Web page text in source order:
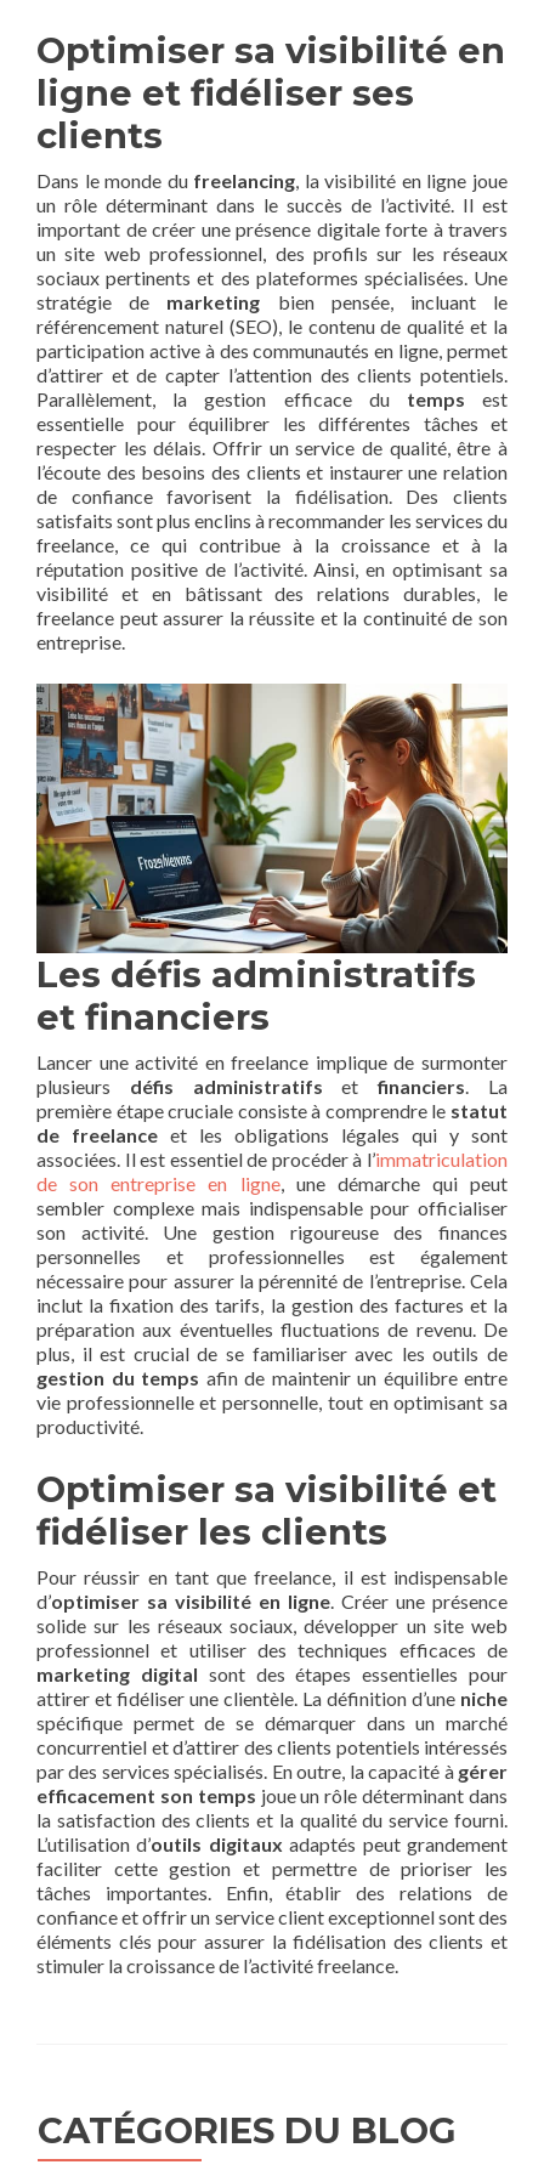
Optimiser sa visibilité en
ligne et fidéliser ses
clients
Dans le monde du freelancing, la visibilité en ligne joue
un rôle déterminant dans le succès de l’activité. Il est
important de créer une présence digitale forte à travers
un site web professionnel, des profils sur les réseaux
sociaux pertinents et des plateformes spécialisées. Une
stratégie de marketing bien pensée, incluant le
référencement naturel (SEO), le contenu de qualité et la
participation active à des communautés en ligne, permet
d’attirer et de capter l’attention des clients potentiels.
Parallèlement, la gestion efficace du temps est
essentielle pour équilibrer les différentes tâches et
respecter les délais. Offrir un service de qualité, être à
l’écoute des besoins des clients et instaurer une relation
de confiance favorisent la fidélisation. Des clients
satisfaits sont plus enclins à recommander les services du
freelance, ce qui contribue à la croissance et à la
réputation positive de l’activité. Ainsi, en optimisant sa
visibilité et en bâtissant des relations durables, le
freelance peut assurer la réussite et la continuité de son
entreprise.
Les défis administratifs
et financiers
Lancer une activité en freelance implique de surmonter
plusieurs défis administratifs etfinanciers . La
première étape cruciale consiste à comprendre le statut
de freelance et les obligations légales qui y sont
associées. Il est essentiel de procéder à l’immatriculation
de son entreprise en ligne, une démarche qui peut
sembler complexe mais indispensable pour officialiser
son activité. Une gestion rigoureuse des finances
personnelles et professionnelles est également
nécessaire pour assurer la pérennité de l’entreprise. Cela
inclut la fixation des tarifs, la gestion des factures et la
préparation aux éventuelles fluctuations de revenu. De
plus, il est crucial de se familiariser avec les outils de
gestion du temps afin de maintenir un équilibre entre
vie professionnelle et personnelle, tout en optimisant sa
productivité.
Optimiser sa visibilité et
fidéliser les clients
Pour réussir en tant que freelance, il est indispensable
d’optimiser sa visibilité en ligne . Créer une présence
solide sur les réseaux sociaux, développer un site web
professionnel et utiliser des techniques efficaces de
marketing digital sont des étapes essentielles pour
attirer et fidéliser une clientèle. La définition d’une niche
spécifique permet de se démarquer dans un marché
concurrentiel et d’attirer des clients potentiels intéressés
par des services spécialisés. En outre, la capacité à gérer
efficacement son temps joue un rôle déterminant dans
la satisfaction des clients et la qualité du service fourni.
L’utilisation d’outils digitaux adaptés peut grandement
faciliter cette gestion et permettre de prioriser les
tâches importantes. Enfin, établir des relations de
confiance et offrir un service client exceptionnel sont des
éléments clés pour assurer la fidélisation des clients et
stimuler la croissance de l’activité freelance.
CATÉGORIES DU BLOG